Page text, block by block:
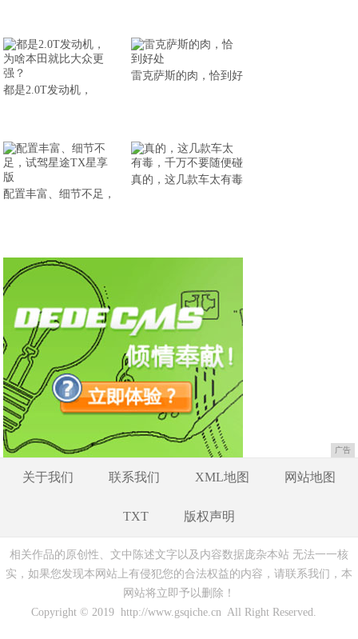
都是2.0T发动机，
雷克萨斯的肉，恰到好
配置丰富、细节不足，
真的，这几款车太有毒
广告
关于我们 联系我们 XML地图 网站地图
TXT 版权声明
相关作品的原创性、文中陈述文字以及内容数据庞杂本站 无法一一核
实，如果您发现本网站上有侵犯您的合法权益的内容，请联系我们，本
网站将立即予以删除！
Copyright © 2019 http://www.gsqiche.cn All Right Reserved.